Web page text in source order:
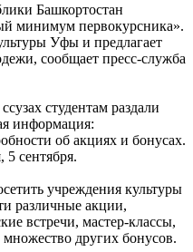
Башкортостан
минимум первокурсника».
Уфы и предлагает
сообщает пресс-служба
студентам раздали
информация:
об акциях и бонусах.
5 сентября.
учреждения культуры
различные акции,
встречи, мастер-классы,
других бонусов.